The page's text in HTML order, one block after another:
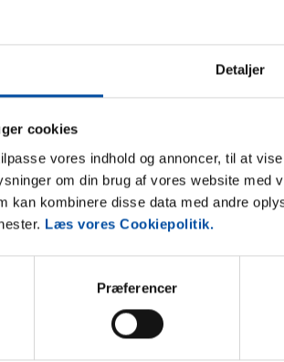
Detaljer
cookies
vores indhold og annoncer, til at
om din brug af vores website med
kan kombinere disse data med andre
Læs vores Cookiepolitik.
Præferencer
2025
und
Antje Höhl
Alles schnell zu Fuß erreichbar.